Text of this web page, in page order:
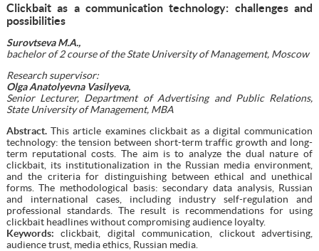
Clickbait as a communication technology: challenges and
possibilities
Surovtseva M.A.,
bachelor of 2 course of theState University of Management, Moscow
Research supervisor:
Olga Anatolyevna Vasilyeva,
Senior Lecturer, Department of Advertising and Public Relations,
State University of Management, MBA
Abstract.This article examines clickbait as a digital communication
technology: the tension between short-term traffic growth and long-
term reputational costs. The aim is to analyze the dual nature of
clickbait, its institutionalization in the Russian media environment,
and the criteria for distinguishing between ethical and unethical
forms. The methodological basis: secondary data analysis, Russian
and international cases, including industry self-regulation and
professional standards. The result is recommendations for using
clickbait headlines without compromising audience loyalty.
Keywords: clickbait, digital communication, clickout advertising,
audience trust, media ethics, Russian media.